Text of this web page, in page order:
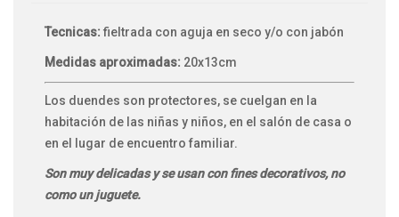
Tecnicas: fieltrada con aguja en seco y/o con jabón
Medidas aproximadas: 20x13cm
Los duendes son protectores, se cuelgan en la
habitación de las niñas y niños, en el salón de casa o
en el lugar de encuentro familiar.
Son muy delicadas y se usan con fines decorativos, no
como un juguete.